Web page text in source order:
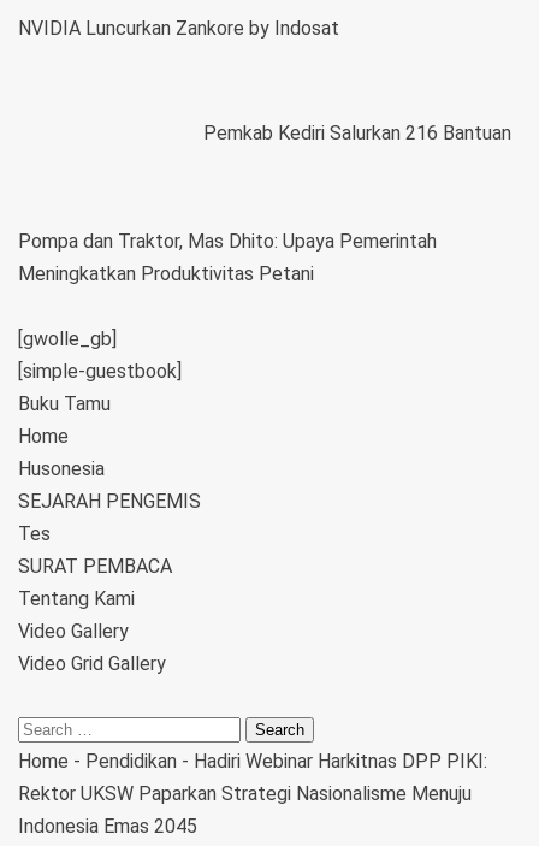
NVIDIA Luncurkan Zankore by Indosat
Pemkab Kediri Salurkan 216 Bantuan
Pompa dan Traktor, Mas Dhito: Upaya Pemerintah
Meningkatkan Produktivitas Petani
[gwolle_gb]
[simple-guestbook]
Buku Tamu
Home
Husonesia
SEJARAH PENGEMIS
Tes
SURAT PEMBACA
Tentang Kami
Video Gallery
Video Grid Gallery
Home - Pendidikan - Hadiri Webinar Harkitnas DPP PIKI:
Rektor UKSW Paparkan Strategi Nasionalisme Menuju
Indonesia Emas 2045